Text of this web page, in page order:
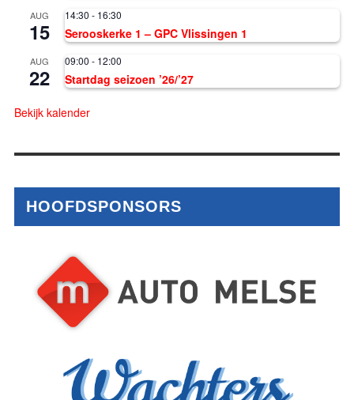
AUG
15
14:30 - 16:30
Serooskerke 1 – GPC Vlissingen 1
AUG
22
09:00 - 12:00
Startdag seizoen ’26/’27
Bekijk kalender
HOOFDSPONSORS